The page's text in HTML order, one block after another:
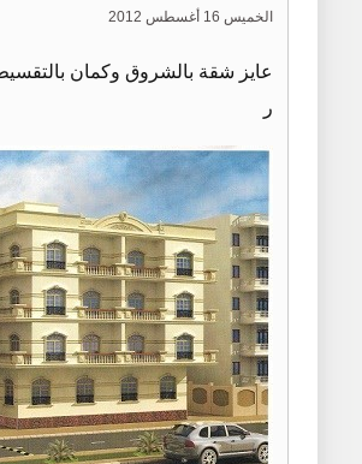
الخميس 16 أغسطس 2012
عايز شقة بالشروق وكمان
ر